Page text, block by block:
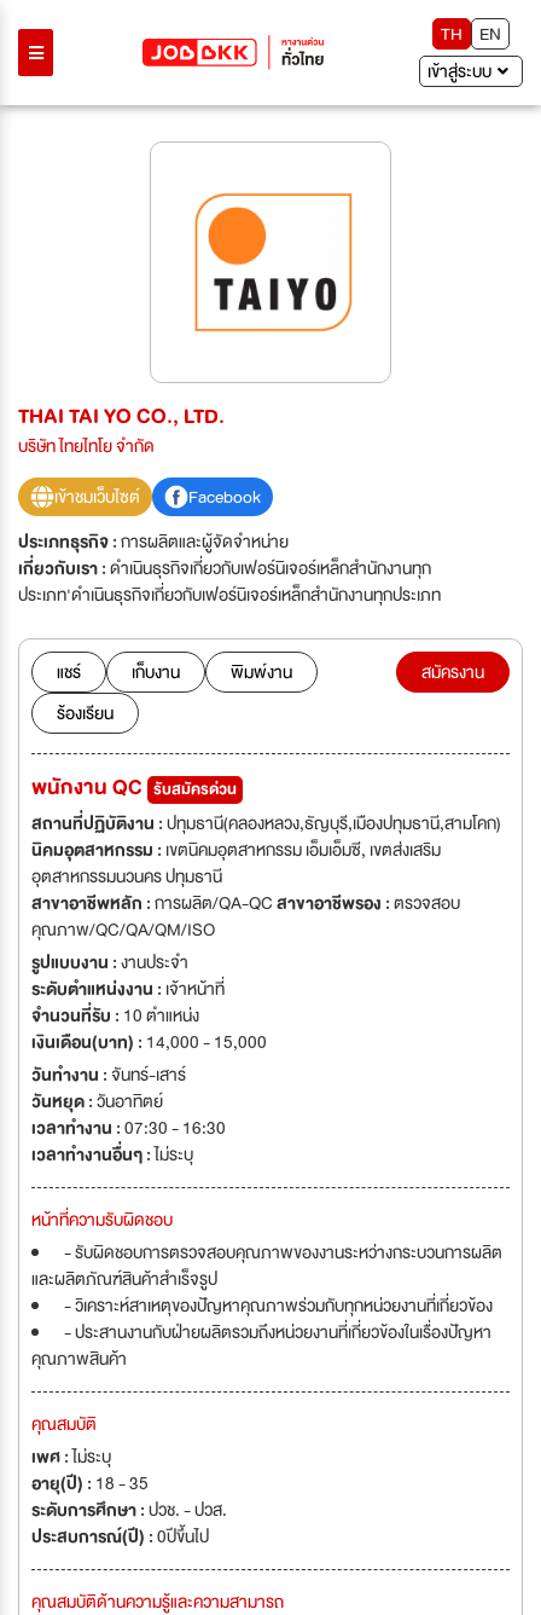
TH
EN
เข้าสู่ระบบ
THAI TAI YO CO., LTD.
บริษัท ไทยไทโย จำกัด
เข้าชมเว็บไซต์
Facebook
ประเภทธุรกิจ :การผลิตและผู้จัดจำหน่าย
เกี่ยวกับเรา :ดำเนินธุรกิจเกี่ยวกับเฟอร์นิเจอร์เหล็กสำนักงานทุก
ประเภท'ดำเนินธุรกิจเกี่ยวกับเฟอร์นิเจอร์เหล็กสำนักงานทุกประเภท
แชร์ เก็บงาน
พิมพ์งาน
ร้องเรียน
สมัครงาน
พนักงาน QC รับสมัครด่วน
สถานที่ปฏิบัติงาน :ปทุมธานี(คลองหลวง,ธัญบุรี,เมืองปทุมธานี,สามโคก)
นิคมอุตสาหกรรม : เขตนิคมอุตสาหกรรม เอ็มเอ็มซี, เขตส่งเสริม
อุตสาหกรรมนวนคร ปทุมธานี
สาขาอาชีพหลัก :การผลิต/QA-QCสาขาอาชีพรอง :ตรวจสอบ
คุณภาพ/QC/QA/QM/ISO
รูปแบบงาน :งานประจำ
ระดับตำแหน่งงาน : เจ้าหน้าที่
จำนวนที่รับ : 10 ตำแหน่ง
เงินเดือน(บาท) : 14,000 - 15,000
วันทำงาน :จันทร์-เสาร์
วันหยุด :วันอาทิตย์
เวลาทำงาน :07:30 - 16:30
เวลาทำงานอื่นๆ :ไม่ระบุ
หน้าที่ความรับผิดชอบ
- รับผิดชอบการตรวจสอบคุณภาพของงานระหว่างกระบวนการผลิต
และผลิตภัณฑ์สินค้าสำเร็จรูป
- วิเคราะห์สาเหตุของปัญหาคุณภาพร่วมกับทุกหน่วยงานที่เกี่ยวข้อง
- ประสานงานกับฝ่ายผลิตรวมถึงหน่วยงานที่เกี่ยวข้องในเรื่องปัญหา
คุณภาพสินค้า
คุณสมบัติ
เพศ :ไม่ระบุ
อายุ(ปี) : 18 - 35
ระดับการศึกษา :ปวช. - ปวส.
ประสบการณ์(ปี) :0ปีขึ้นไป
คุณสมบัติด้านความรู้และความสามารถ